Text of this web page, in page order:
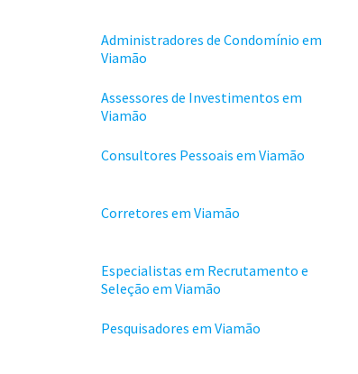
Administradores de Condomínio em
Viamão
Assessores de Investimentos em
Viamão
Consultores Pessoais em Viamão
Corretores em Viamão
Especialistas em Recrutamento e
Seleção em Viamão
Pesquisadores em Viamão